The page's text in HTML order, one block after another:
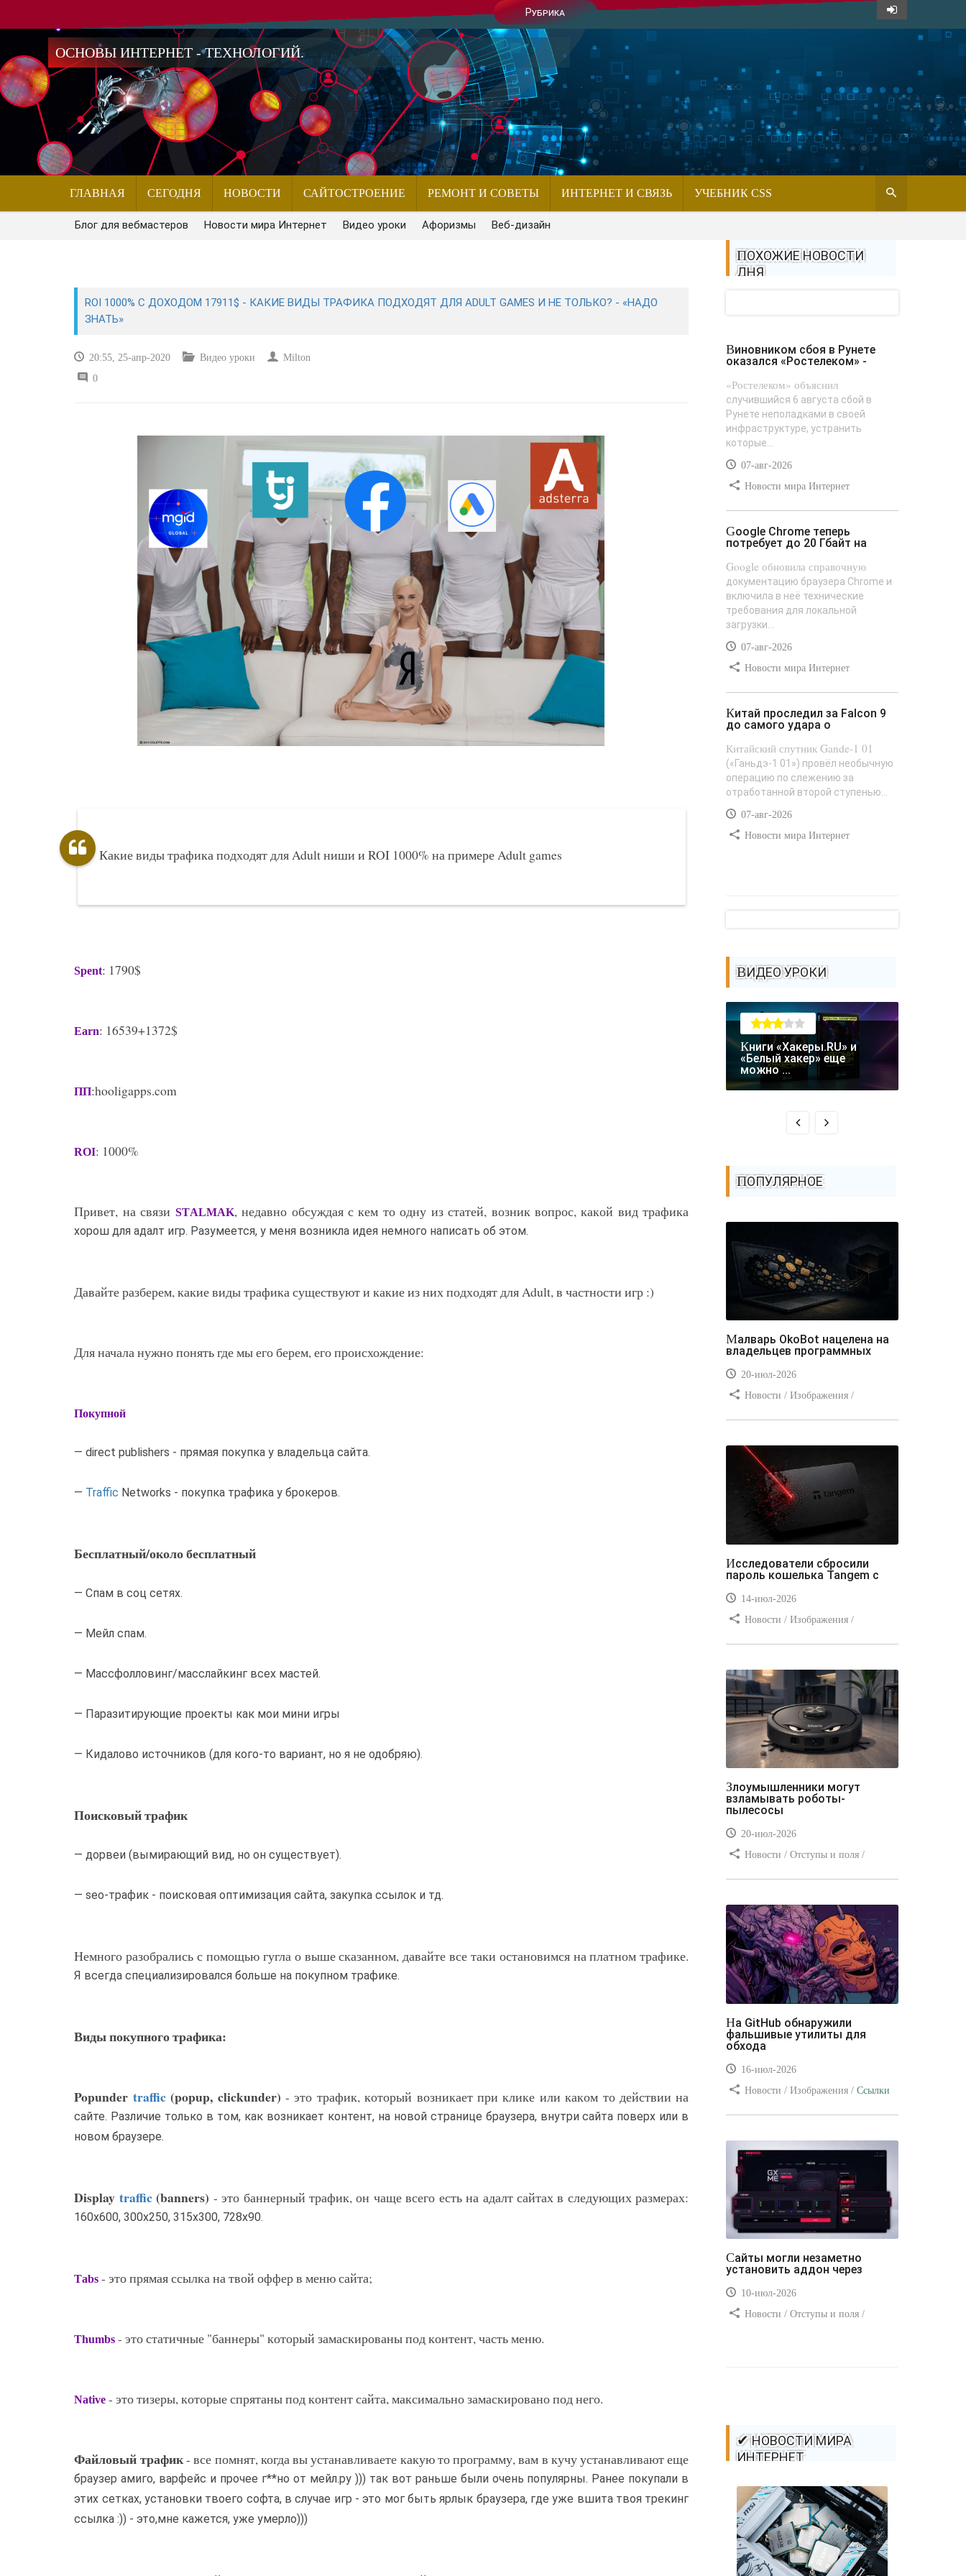
Рубрика
ОСНОВЫ ИНТЕРНЕТ - ТЕХНОЛОГИЙ.
ГЛАВНАЯ СЕГОДНЯ НОВОСТИ САЙТОСТРОЕНИЕ РЕМОНТ И СОВЕТЫ ИНТЕРНЕТ И СВЯЗЬ УЧЕБНИК CSS
Блог для вебмастеров Новости мира Интернет Видео уроки Афоризмы Веб-дизайн
ROI 1000% С ДОХОДОМ 17911$ - КАКИЕ ВИДЫ ТРАФИКА ПОДХОДЯТ ДЛЯ ADULT GAMES И НЕ ТОЛЬКО? - «НАДО
ЗНАТЬ»
20:55, 25-апр-2020 Видео уроки
Milton
0
Какие виды трафика подходят для Adult ниши и ROI 1000% на примере Adult games
Spent: 1790$
Earn: 16539+1372$
ПП:hooligapps.com
ROI: 1000%
Привет, на связи STALMAK, недавно обсуждая с кем то одну из статей, возник вопрос, какой вид трафика
хорош для адалт игр. Разумеется, у меня возникла идея немного написать об этом.
Давайте разберем, какие виды трафика существуют и какие из них подходят для Adult, в частности игр :)
Для начала нужно понять где мы его берем, его происхождение:
Покупной
— direct publishers - прямая покупка у владельца сайта.
— Traffic Networks - покупка трафика у брокеров.
Бесплатный/около бесплатный
— Спам в соц сетях.
— Мейл спам.
— Массфолловинг/масслайкинг всех мастей.
— Паразитирующие проекты как мои мини игры
— Кидалово источников (для кого-то вариант, но я не одобряю).
Поисковый трафик
— дорвеи (вымирающий вид, но он существует).
— seo-трафик - поисковая оптимизация сайта, закупка ссылок и тд.
Немного разобрались с помощью гугла о выше сказанном, давайте все таки остановимся на платном трафике.
Я всегда специализировался больше на покупном трафике.
Виды покупного трафика:
Popunder traffic(popup, clickunder) - это трафик, который возникает при клике или каком то действии на
сайте. Различие только в том, как возникает контент, на новой странице браузера, внутри сайта поверх или в
новом браузере.
Display traffic(banners) - это баннерный трафик, он чаще всего есть на адалт сайтах в следующих размерах:
160х600, 300x250, 315x300, 728x90.
Tabs - это прямая ссылка на твой оффер в меню сайта;
Thumbs - это статичные "баннеры" который замаскированы под контент, часть меню.
Native - это тизеры, которые спрятаны под контент сайта, максимально замаскировано под него.
Файловый трафик- все помнят, когда вы устанавливаете какую то программу, вам в кучу устанавливают еще
браузер амиго, варфейс и прочее г**но от мейл.ру ))) так вот раньше были очень популярны. Ранее покупали в
этих сетках, установки твоего софта, в случае игр - это мог быть ярлык браузера, где уже вшита твоя трекинг
ссылка :)) - это,мне кажется, уже умерло)))
ПОХОЖИЕ НОВОСТИ
ДНЯ
Виновником сбоя в Рунете
оказался «Ростелеком» -
«Ростелеком» объяснил
случившийся 6 августа сбой в
Рунете неполадками в своей
инфраструктуре, устранить
которые...
07-авг-2026
Новости мира Интернет
Google Chrome теперь
потребует до 20 Гбайт на
Google обновила справочную
документацию браузера Chrome и
включила в неё технические
требования для локальной
загрузки...
07-авг-2026
Новости мира Интернет
Китай проследил за Falcon 9
до самого удара о
Китайский спутник Gande-1 01
(«Ганьдэ-1 01») провёл необычную
операцию по слежению за
отработанной второй ступенью...
07-авг-2026
Новости мира Интернет
ВИДЕО УРОКИ
Книги «Хакеры.RU» и
«Белый хакер» еще
можно ...
ПОПУЛЯРНОЕ
Малварь OkoBot нацелена на
владельцев программных
20-июл-2026
Новости / Изображения /
Самоучитель CSS / Линии и рамки /
Видео уроки / Заработок
Исследователи сбросили
пароль кошелька Tangem с
14-июл-2026
Новости / Изображения /
/ Вёрстка / Видео уроки
Злоумышленники могут
взламывать роботы-
пылесосы
20-июл-2026
Новости / Отступы и поля /
/ Текст / Цвет / Видео уроки
На GitHub обнаружили
фальшивые утилиты для
обхода
16-июл-2026
Новости / Изображения / Ссылки
Сайты могли незаметно
установить аддон через
10-июл-2026
Новости / Отступы и поля /
✔ НОВОСТИ МИРА
ИНТЕРНЕТ